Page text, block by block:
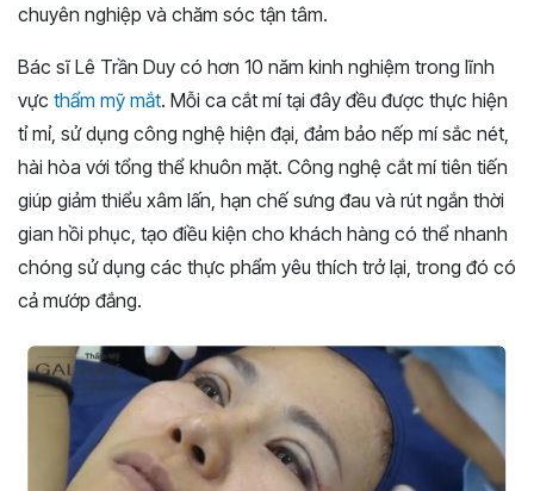
chuyên nghiệp và chăm sóc tận tâm.
Bác sĩ Lê Trần Duy có hơn 10 năm kinh nghiệm trong lĩnh
vực thẩm mỹ mắt. Mỗi ca cắt mí tại đây đều được thực hiện
tỉ mỉ, sử dụng công nghệ hiện đại, đảm bảo nếp mí sắc nét,
hài hòa với tổng thể khuôn mặt. Công nghệ cắt mí tiên tiến
giúp giảm thiểu xâm lấn, hạn chế sưng đau và rút ngắn thời
gian hồi phục, tạo điều kiện cho khách hàng có thể nhanh
chóng sử dụng các thực phẩm yêu thích trở lại, trong đó có
cả mướp đắng.